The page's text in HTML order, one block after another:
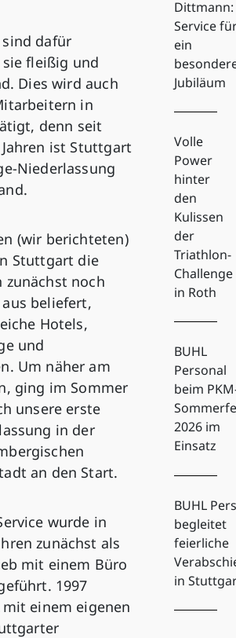
sind dafür
fleißig und
Dies wird auch
in
denn seit
ist Stuttgart
Niederlassung
(wir berichteten)
Stuttgart die
zunächst noch
beliefert,
Hotels,
und
Um näher am
ging im Sommer
unsere erste
in der
an den Start.
wurde in
zunächst als
mit einem Büro
1997
einem eigenen
Dittmann:
Service
ein
Jubiläum
Volle
Power
hinter
den
Kulissen
der
Triathlon-
Challenge
in Roth
BUHL
Personal
beim
2026 im
Einsatz
BUHL
begleitet
feierliche
in